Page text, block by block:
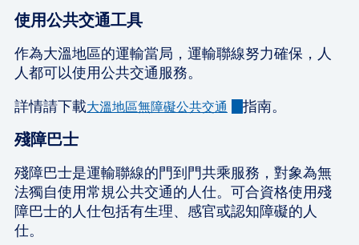
使用公共交通工具
作為大溫地區的運輸當局，運輸聯線努力確保，人
人都可以使用公共交通服務。
詳情請下載大溫地區無障礙公共交通 指南。
殘障巴士
殘障巴士是運輸聯線的門到門共乘服務，對象為無
法獨自使用常規公共交通的人仕。可合資格使用殘
障巴士的人仕包括有生理、感官或認知障礙的人
仕。